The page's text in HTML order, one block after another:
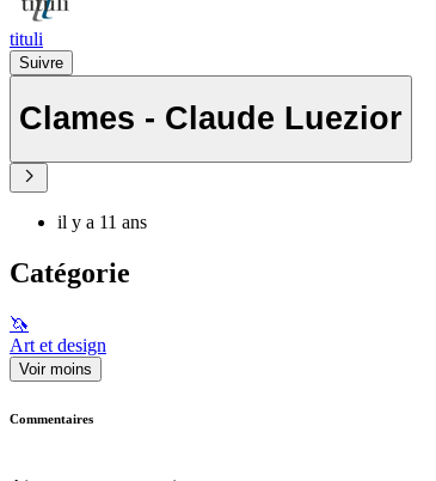
tituli
Suivre
Clames - Claude Luezior
il y a 11 ans
Catégorie
🦄
Art et design
Voir moins
Commentaires